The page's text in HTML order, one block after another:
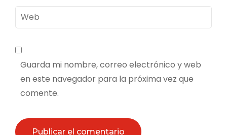
Web
Guarda mi nombre, correo electrónico y web
en este navegador para la próxima vez que
comente.